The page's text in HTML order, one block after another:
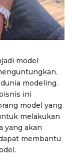
model
modeling.
ini
model yang
melakukan
yang akan
membantu